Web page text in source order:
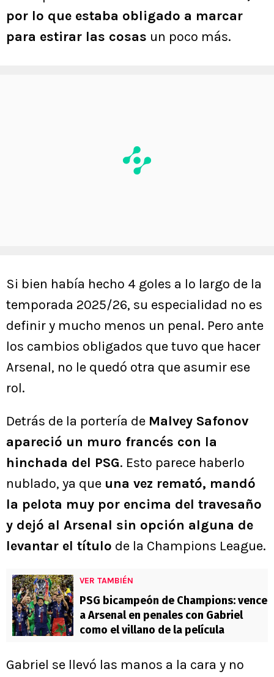
por lo que estaba obligado a marcar
para estirar las cosas un poco más.
Si bien había hecho 4 goles a lo largo de la
temporada 2025/26, su especialidad no es
definir y mucho menos un penal. Pero ante
los cambios obligados que tuvo que hacer
Arsenal, no le quedó otra que asumir ese
rol.
Detrás de la portería de Malvey Safonov
apareció un muro francés con la
hinchada del PSG. Esto parece haberlo
nublado, ya que una vez remató, mandó
la pelota muy por encima del travesaño
y dejó al Arsenal sin opción alguna de
levantar el título de la Champions League.
VER TAMBIÉN
PSG bicampeón de Champions: vence
a Arsenal en penales con Gabriel
como el villano de la película
Gabriel se llevó las manos a la cara y no